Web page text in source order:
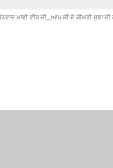
ਮਾਵੀ ਵੀਰ ਜੀ,,,ਆਪ ਜੀ ਦੇ ਕੀਮਤੀ ਸੁਝਾ ਦੀ